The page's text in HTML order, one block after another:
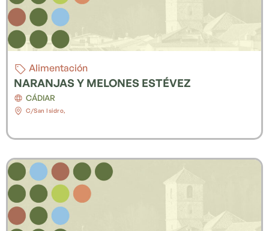
Alimentación
NARANJAS Y MELONES ESTÉVEZ
CÁDIAR
C/San Isidro,